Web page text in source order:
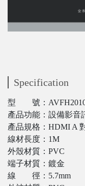
Specification
型 號：
產品功能：設備影音
產品規格：HDMI A
線材長度：1M
外殼材質：PVC
端子材質：鍍金
線 徑：5.7mm